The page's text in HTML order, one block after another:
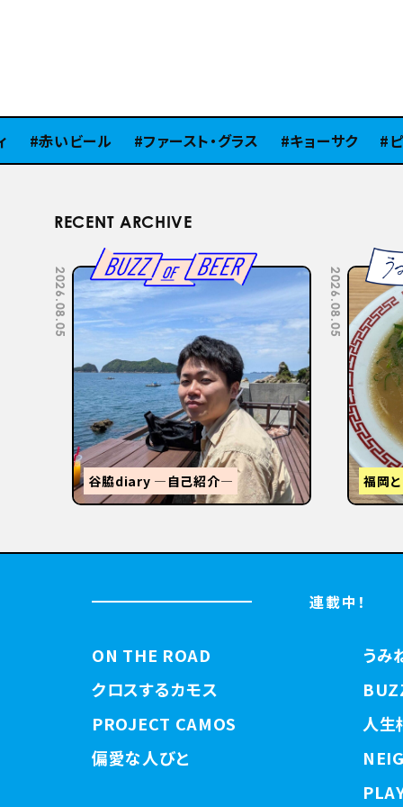
赤いビール ファースト・グラス キョーサク ピ
RECENT ARCHIVE
2026.07.22
STANDUMINEKOClosingPartyと
3tR
2026.07.15
【関
連載中！
ON THE ROAD
クロスするカモス
PROJECT CAMOS
偏愛な人びと
うみ
人生